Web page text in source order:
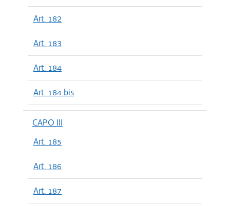
Art. 182
Art. 183
Art. 184
Art. 184 bis
CAPO III
Art. 185
Art. 186
Art. 187